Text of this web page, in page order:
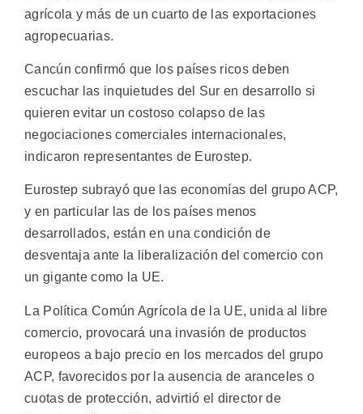
agrícola y más de un cuarto de las exportaciones
agropecuarias.
Cancún confirmó que los países ricos deben
escuchar las inquietudes del Sur en desarrollo si
quieren evitar un costoso colapso de las
negociaciones comerciales internacionales,
indicaron representantes de Eurostep.
Eurostep subrayó que las economías del grupo ACP,
y en particular las de los países menos
desarrollados, están en una condición de
desventaja ante la liberalización del comercio con
un gigante como la UE.
La Política Común Agrícola de la UE, unida al libre
comercio, provocará una invasión de productos
europeos a bajo precio en los mercados del grupo
ACP, favorecidos por la ausencia de aranceles o
cuotas de protección, advirtió el director de